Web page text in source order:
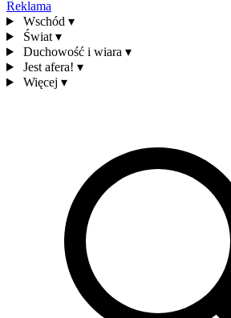
Reklama
Wschód ▾
Świat ▾
Duchowość i wiara ▾
Jest afera! ▾
Więcej ▾